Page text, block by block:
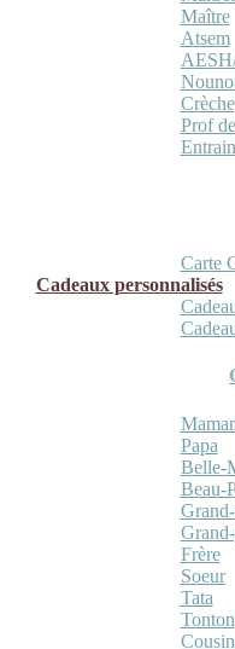
Maître
Atsem
Crèche
Prof
Carte
Cadeaux personnalisés
Papa
Belle-
Beau-
Frère
Soeur
Tata
Tonton